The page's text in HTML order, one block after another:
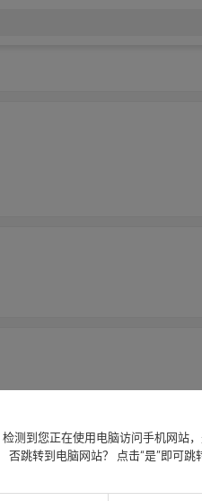
检测到您正在使用电脑访问手机网站
否跳转到电脑网站？ 点击“是”即可跳